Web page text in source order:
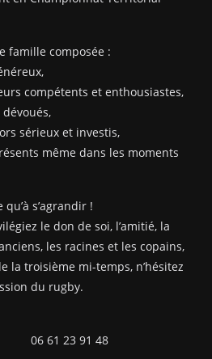
famille composée :
compétents et enthousiastes,
sérieux et investis,
même dans les moments
s’agrandir !
le don de soi, l’amitié, la
les racines et les copains,
la troisième mi-temps, n’hésitez
du rugby.
61 23 91 48